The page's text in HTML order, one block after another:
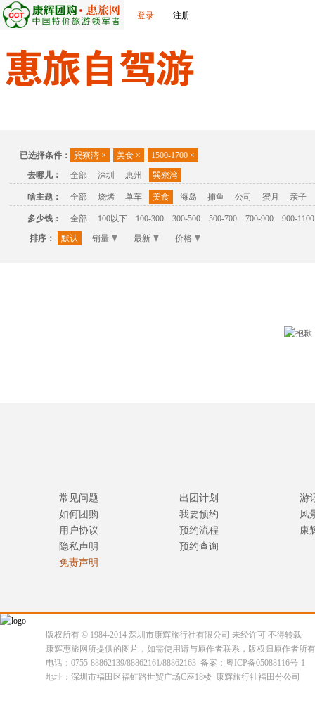
登录 注册
已选择条件： 巽寮湾 × 美食 × 1500-1700 ×
去哪儿：
全部 深圳 惠州 巽寮湾
啥主题： 全部 烧烤 单车 美食 海岛 捕鱼 公司 蜜月 亲子
多少钱： 全部 100以下 100-300 300-500 500-700 700-900
900-1100
排序：
默认 销量 最新 价格
常见问题
如何团购
用户协议
隐私声明
免责声明
出团计划
我要预约
预约流程
预约查询
游
风
康
版权所有 © 1984-2014 深圳市康辉旅行社有限公司 未经许可 不得转载
康辉惠旅网所提供的图片，如需使用请与原作者联系，版权归原作者所
电话：0755-88862139/88862161/88862163 备案：粤ICP备05088116号-1
地址：深圳市福田区福虹路世贸广场C座18楼 康辉旅行社福田分公司